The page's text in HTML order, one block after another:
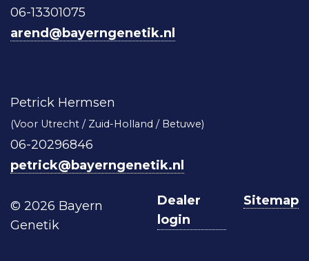
06-13301075
arend@bayerngenetik.nl
Petrick Hermsen
(Voor Utrecht / Zuid-Holland / Betuwe)
06-20296846
petrick@bayerngenetik.nl
© 2026 Bayern
Genetik
Dealer
login
Sitemap